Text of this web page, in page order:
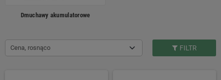
Dmuchawy akumulatorowe
Cena, rosnąco FILTR